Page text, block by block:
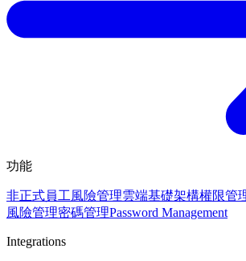
功能
非正式員工風險管理雲端基礎架構權限管
風險管理密碼管理Password Management
Integrations